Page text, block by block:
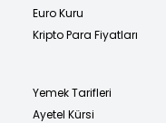
Euro Kuru
Kripto Para Fiyatları
Yemek Tarifleri
Ayetel Kürsi